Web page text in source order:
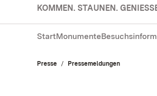
KOMMEN. STAUNEN.
StartMonumente
Presse Pressemeldungen